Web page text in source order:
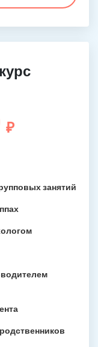
₽
занятий